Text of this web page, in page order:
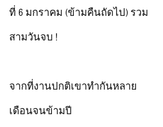
ที่ 6 มกราคม (ข้ามคืนถัดไป) รวม
สามวันจบ !
จากที่งานปกติเขาทำกันหลาย
เดือนจนข้ามปี